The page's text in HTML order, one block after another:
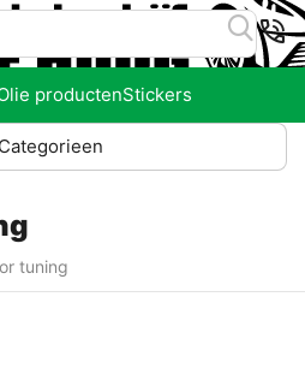
productenStickers
Categorieen
tuning